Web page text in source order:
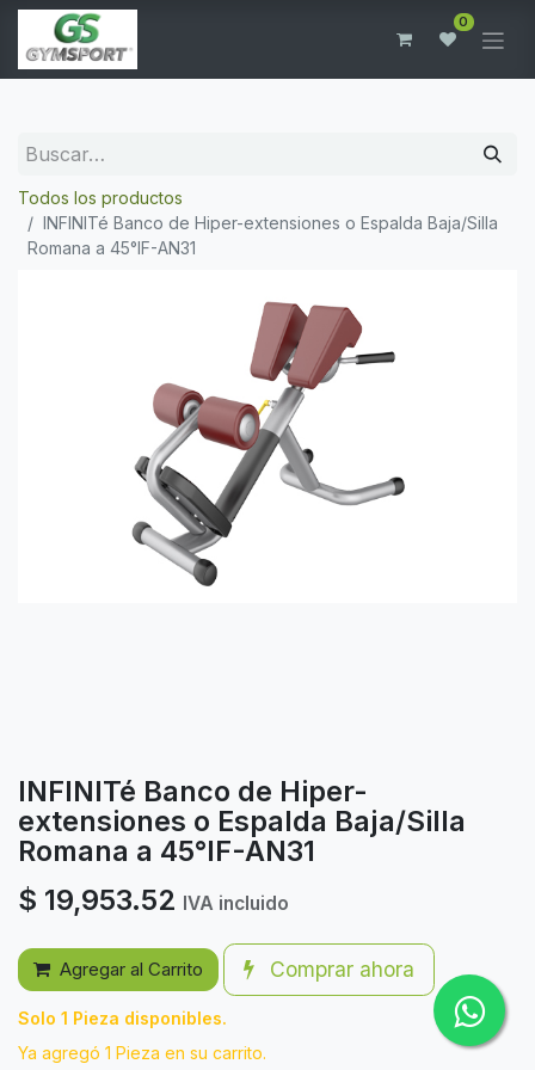
0
Todos los productos
INFINITé Banco de Hiper-extensiones o Espalda Baja/Silla
Romana a 45°IF-AN31
INFINITé Banco de Hiper-
extensiones o Espalda Baja/Silla
Romana a 45°IF-AN31
$ 19,953.52 IVA incluido
Agregar al Carrito Comprar ahora
Solo 1 Pieza disponibles.
Ya agregó 1 Pieza en su carrito.